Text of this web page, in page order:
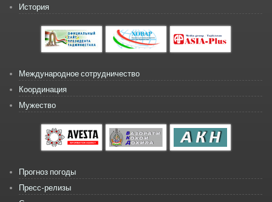
История
Международное сотрудничество
Координация
Мужество
Прогноз погоды
Пресс-релизы